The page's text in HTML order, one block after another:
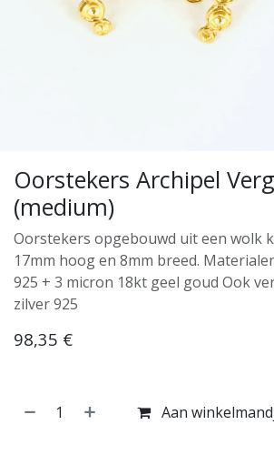
Oorstekers Archipel
(medium)
Oorstekers opgebouwd uit een wolk
17mm hoog en 8mm breed.
925 + 3 micron 18kt geel goud Ook
zilver 925
98,35 €
Aan